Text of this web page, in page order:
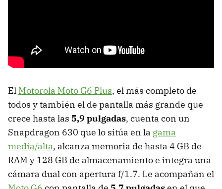
El Motorola Moto G6 Plus, el más completo de
todos y también el de pantalla más grande que
crece hasta las 5,9 pulgadas, cuenta con un
Snapdragon 630 que lo sitúa en la gama
media/alta, alcanza memoria de hasta 4 GB de
RAM y 128 GB de almacenamiento e integra una
cámara dual con apertura f/1.7. Le acompañan el